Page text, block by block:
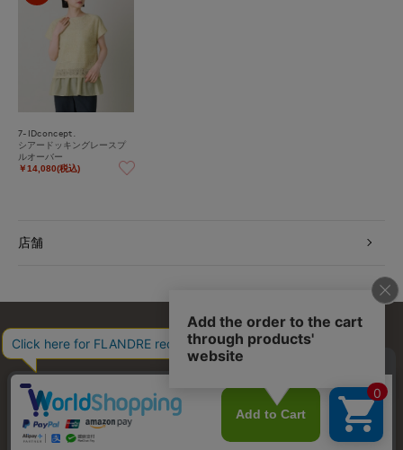
7-IDconcept.
シアードッキングレースプ
ルオーバー
￥14,080(税込)
店舗
お問い合わせ 利用規約 会社概要 プライバシーポリシー
特定商取引・古物営業法に基づく表示 店舗リスト